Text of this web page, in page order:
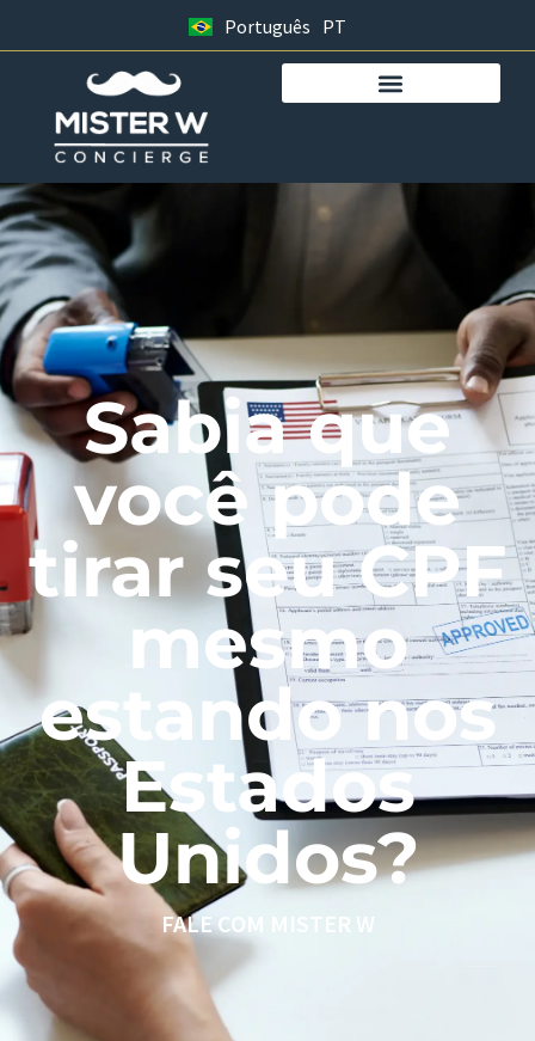
Português PT
Sabia que
você pode
tirar seu CPF
mesmo
estando nos
Estados
Unidos?
FALE COM MISTER W